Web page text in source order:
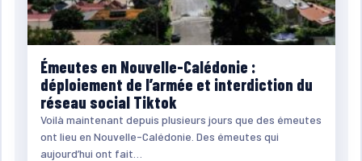
Émeutes en Nouvelle-Calédonie :
déploiement de l’armée et interdiction du
réseau social Tiktok
Voilà maintenant depuis plusieurs jours que des émeutes
ont lieu en Nouvelle-Calédonie. Des émeutes qui
aujourd’hui ont fait…